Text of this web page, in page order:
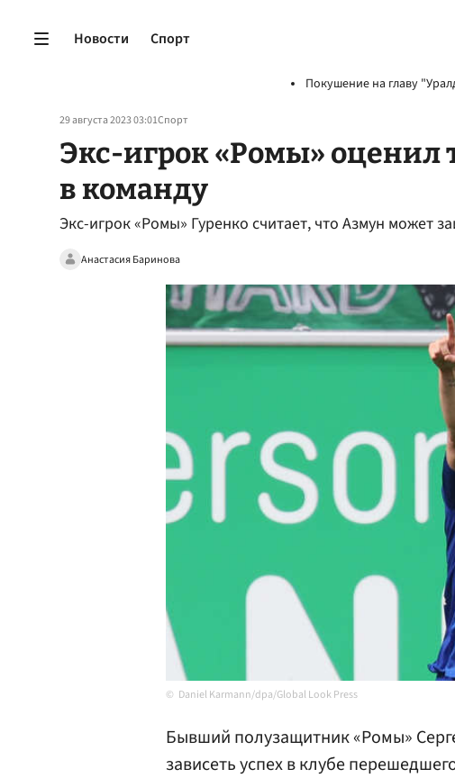
Новости Спорт
Покушение на главу
29 августа 2023 03:01Спорт
Экс-игрок «Ромы» оценил
в команду
Экс-игрок «Ромы» Гуренко считает, что Азмун может
Анастасия Баринова
Daniel Karmann/dpa/Global Look Press
Бывший полузащитник «Ромы»
зависеть успех в клубе